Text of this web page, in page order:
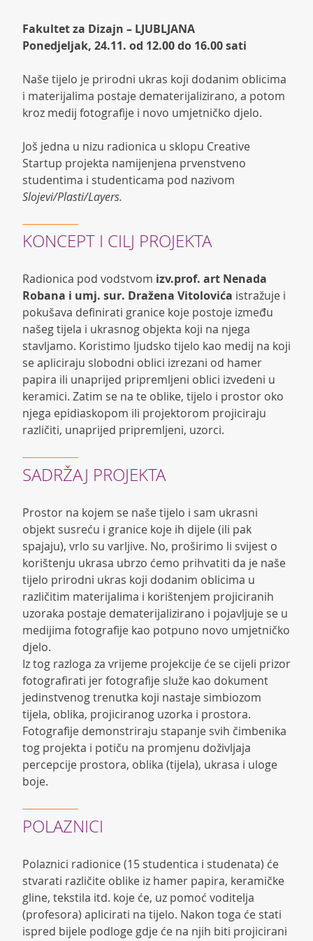
Fakultet za Dizajn – LJUBLJANA
Ponedjeljak, 24.11. od 12.00 do 16.00 sati
Naše tijelo je prirodni ukras koji dodanim oblicima
i materijalima postaje dematerijalizirano, a potom
kroz medij fotografije i novo umjetničko djelo.
Još jedna u nizu radionica u sklopu Creative
Startup projekta namijenjena prvenstveno
studentima i studenticama pod nazivom
Slojevi/Plasti/Layers.
KONCEPT I CILJ PROJEKTA
Radionica pod vodstvom izv.prof. art Nenada
Robana i umj. sur. Dražena Vitolovića istražuje i
pokušava definirati granice koje postoje između
našeg tijela i ukrasnog objekta koji na njega
stavljamo. Koristimo ljudsko tijelo kao medij na koji
se apliciraju slobodni oblici izrezani od hamer
papira ili unaprijed pripremljeni oblici izvedeni u
keramici. Zatim se na te oblike, tijelo i prostor oko
njega epidiaskopom ili projektorom projiciraju
različiti, unaprijed pripremljeni, uzorci.
SADRŽAJ PROJEKTA
Prostor na kojem se naše tijelo i sam ukrasni
objekt susreću i granice koje ih dijele (ili pak
spajaju), vrlo su varljive. No, proširimo li svijest o
korištenju ukrasa ubrzo ćemo prihvatiti da je naše
tijelo prirodni ukras koji dodanim oblicima u
različitim materijalima i korištenjem projiciranih
uzoraka postaje dematerijalizirano i pojavljuje se u
medijima fotografije kao potpuno novo umjetničko
djelo.
Iz tog razloga za vrijeme projekcije će se cijeli prizor
fotografirati jer fotografije služe kao dokument
jedinstvenog trenutka koji nastaje simbiozom
tijela, oblika, projiciranog uzorka i prostora.
Fotografije demonstriraju stapanje svih čimbenika
tog projekta i potiču na promjenu doživljaja
percepcije prostora, oblika (tijela), ukrasa i uloge
boje.
POLAZNICI
Polaznici radionice (15 studentica i studenata) će
stvarati različite oblike iz hamer papira, keramičke
gline, tekstila itd. koje će, uz pomoć voditelja
(profesora) aplicirati na tijelo. Nakon toga će stati
ispred bijele podloge gdje će na njih biti projicirani